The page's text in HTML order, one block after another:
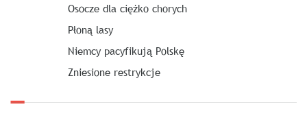
Osocze dla ciężko chorych
Płoną lasy
Niemcy pacyfikują Polskę
Zniesione restrykcje